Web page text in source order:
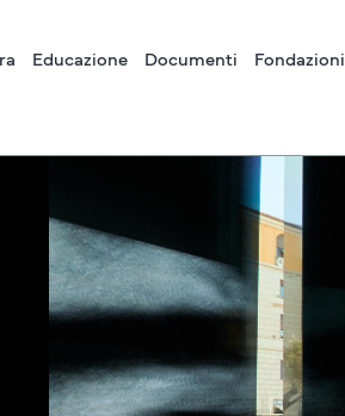
Educazione Documenti Fondazioni